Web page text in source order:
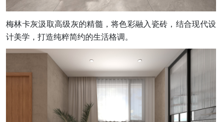
梅林卡灰汲取高级灰的精髓，将色彩融入瓷砖，结合现代设
计美学，打造纯粹简约的生活格调。